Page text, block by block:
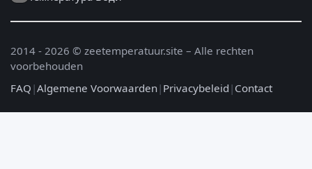
2014 - 2026 © zeetemperatuur.site – Alle rechten
voorbehouden
FAQ |Algemene Voorwaarden| Privacybeleid | Contact